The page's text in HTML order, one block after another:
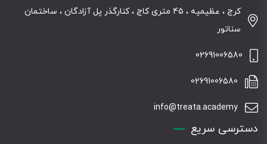
کرج ، عظیمیه ، 45 متری کاج ، کنارگذر پل آزادگان ، ساختمان
سناتور
02691006580
02691006580
info@treata.academy
دسترسی سریع